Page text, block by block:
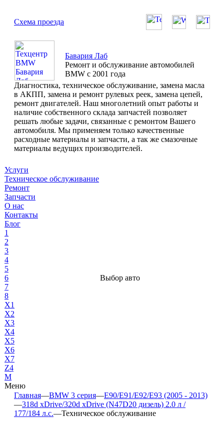
Схема проезда
Бавария Лаб
Ремонт и обслуживание автомобилей
BMW с 2001 года
Диагностика, техническое обслуживание, замена масла
в АКПП, замена и ремонт рулевых реек, замена цепей,
ремонт двигателей. Наш многолетний опыт работы и
наличие собственного склада запчастей позволяет
решать любые задачи, связанные с ремонтом Вашего
автомобиля. Мы применяем только качественные
расходные материалы и запчасти, а так же смазочные
материалы ведущих производителей.
Услуги
Техническое обслуживание
Ремонт
Запчасти
О нас
Контакты
Блог
1
2
3
4
5
6
7
8
X1
X2
X3
X4
X5
X6
X7
Z4
М
Меню
Выбор авто
Главная—BMW 3 серия—E90/E91/E92/E93 (2005 - 2013)
—318d xDrive/320d xDrive (N47D20 дизель) 2.0 л /
177/184 л.с.—Техническое обслуживание